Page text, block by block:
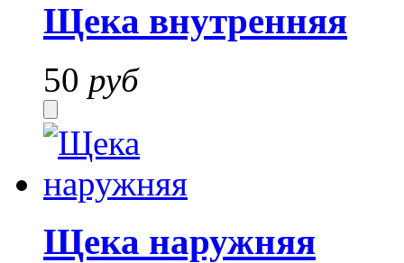
Щека внутренняя
50 руб
Щека наружняя